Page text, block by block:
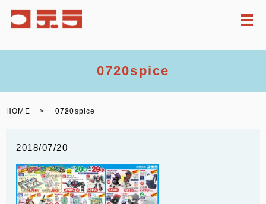
メ
0720spice
HOME 0720spice
2018/07/20